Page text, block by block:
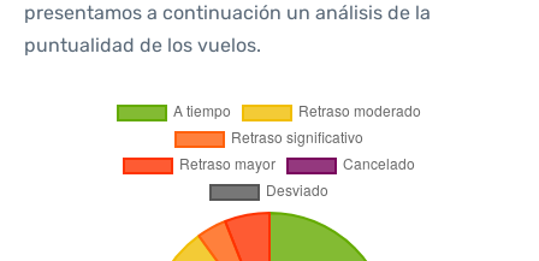
presentamos a continuación un análisis de la
puntualidad de los vuelos.